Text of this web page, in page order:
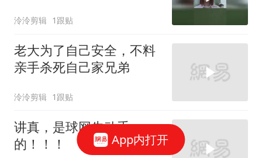
泠泠剪辑 1跟贴
老大为了自己安全，不料
亲手杀死自己家兄弟
泠泠剪辑 1跟贴
讲真，是球网先动手
的！！！
App内打开